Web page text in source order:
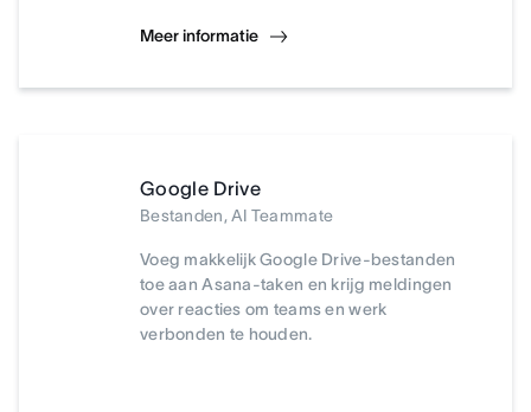
Meer informatie
Google Drive
Bestanden, AI Teammate
Voeg makkelijk Google Drive-bestanden
toe aan Asana-taken en krijg meldingen
over reacties om teams en werk
verbonden te houden.